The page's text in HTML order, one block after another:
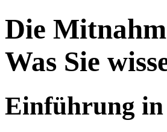
Die
Was Sie
Einführung in